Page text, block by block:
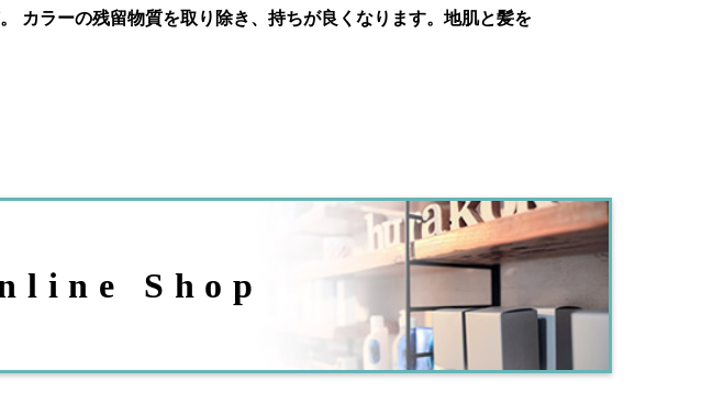
カラーの残留物質を取り除き、持ちが良くなります。地肌と髪を
Shop